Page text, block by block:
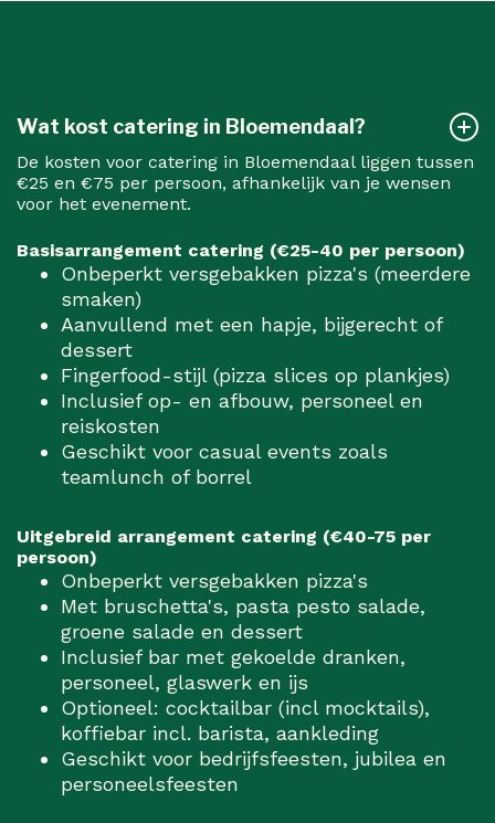
Wat kost catering in Bloemendaal?
De kosten voor catering in Bloemendaal liggen tussen
€25 en €75 per persoon, afhankelijk van je wensen
voor het evenement.
Basisarrangement catering (€25-40 per persoon)
Onbeperkt versgebakken pizza's (meerdere
smaken)
Aanvullend met een hapje, bijgerecht of
dessert
Fingerfood-stijl (pizza slices op plankjes)
Inclusief op- en afbouw, personeel en
reiskosten
Geschikt voor casual events zoals
teamlunch of borrel
Uitgebreid arrangement catering (€40-75 per
persoon)
Onbeperkt versgebakken pizza's
Met bruschetta's, pasta pesto salade,
groene salade en dessert
Inclusief bar met gekoelde dranken,
personeel, glaswerk en ijs
Optioneel: cocktailbar (incl mocktails),
koffiebar incl. barista, aankleding
Geschikt voor bedrijfsfeesten, jubilea en
personeelsfeesten